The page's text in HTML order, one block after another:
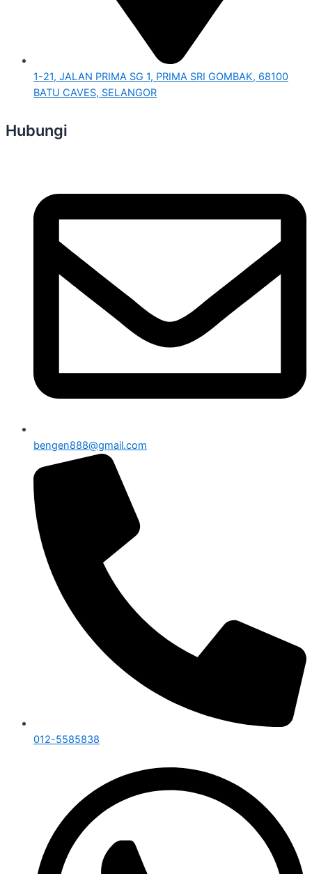
1-21, JALAN PRIMA SG 1, PRIMA SRI GOMBAK, 68100
BATU CAVES, SELANGOR
Hubungi
bengen888@gmail.com
012-5585838